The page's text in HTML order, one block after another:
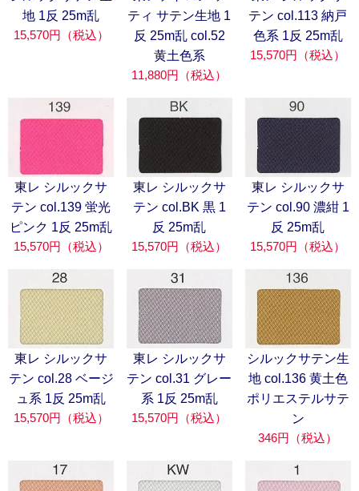
地 1反 25m乱
15,570円（税込）
ティ サテン生地 1
反 25m乱 col.52
黄土色系
11,880円（税込）
テン col.113 納戸
色系 1反 25m乱
15,570円（税込）
東レ シルックサ
テン col.139 蛍光
ピンク 1反 25m乱
15,570円（税込）
東レ シルックサ
テン col.BK 黒 1
反 25m乱
15,570円（税込）
東レ シルックサ
テン col.90 濃紺 1
反 25m乱
15,570円（税込）
東レ シルックサ
テン col.28 ベージ
ュ系 1反 25m乱
15,570円（税込）
東レ シルックサ
テン col.31 グレー
系 1反 25m乱
15,570円（税込）
シルックサテン生
地 col.136 黄土色
ポリエステルサテ
ン
346円（税込）